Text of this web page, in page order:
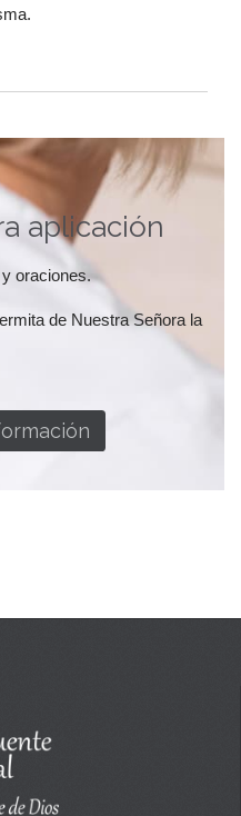
aplicación
oraciones.
de Nuestra Señora la